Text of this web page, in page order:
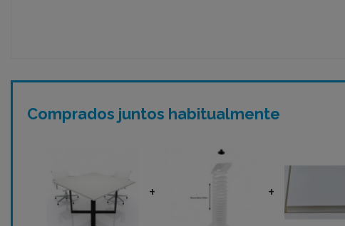
Comprados juntos habitualmente
+ +